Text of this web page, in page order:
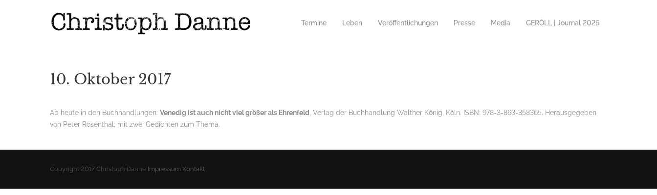
Termine Leben Veröffentlichungen Presse Media GERÖLL | Journal 2026
10. Oktober 2017
Ab heute in den Buchhandlungen: Venedig ist auch nicht viel größer als Ehrenfeld , Verlag der Buchhandlung Walther König, Köln. ISBN: 978-3-863-358365. Herausgegeben
von Peter Rosenthal; mit zwei Gedichten zum Thema.
Copyright 2017 Christoph Danne Impressum Kontakt